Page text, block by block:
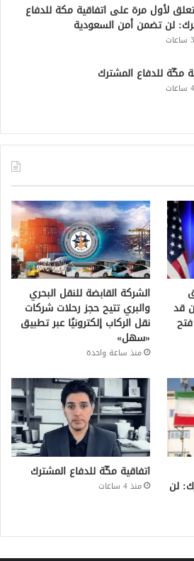
تعلق لأول مرة على اتفاقية مكة للدفاع
لن تضمن أمن السعودية
مكّة للدفاع المشترك
قد
الشركة القابضة للنقل البحري
والبري تتيح حجز رحلات شركات
نقل الركاب إلكترونيًا عبر تطبيق
«سهل»
منذ ساعة واحدة
لن
اتفاقية مكّة للدفاع المشترك
منذ 4 ساعات